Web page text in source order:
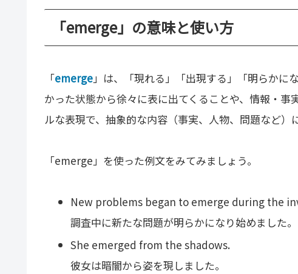
「emerge」の意味と使い方
「emerge」は、「現れる」「出現する」「明らかに
かった状態から徐々に表に出てくることや、情報・
ルな表現で、抽象的な内容（事実、人物、問題など）
「emerge」を使った例文をみてみましょう。
New problems began to emerge during the
調査中に新たな問題が明らかになり始めました。
She emerged from the shadows.
彼女は暗闇から姿を現しました。